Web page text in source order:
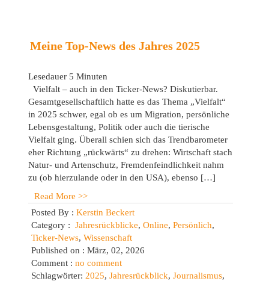
Meine Top-News des Jahres 2025
Lesedauer 5 Minuten
Vielfalt – auch in den Ticker-News? Diskutierbar.
Gesamtgesellschaftlich hatte es das Thema „Vielfalt“
in 2025 schwer, egal ob es um Migration, persönliche
Lebensgestaltung, Politik oder auch die tierische
Vielfalt ging. Überall schien sich das Trendbarometer
eher Richtung „rückwärts“ zu drehen: Wirtschaft stach
Natur- und Artenschutz, Fremdenfeindlichkeit nahm
zu (ob hierzulande oder in den USA), ebenso […]
Read More >>
Posted By : Kerstin Beckert
Category : Jahresrückblicke, Online, Persönlich,
Ticker-News, Wissenschaft
Published on : März, 02, 2026
Comment : no comment
Schlagwörter: 2025, Jahresrückblick, Journalismus,